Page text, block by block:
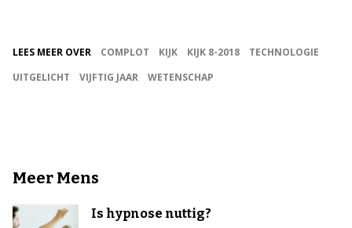
LEES MEER OVER COMPLOT KIJK KIJK 8-2018
TECHNOLOGIE
UITGELICHT
VIJFTIG JAAR WETENSCHAP
Meer Mens
Is hypnose nuttig?